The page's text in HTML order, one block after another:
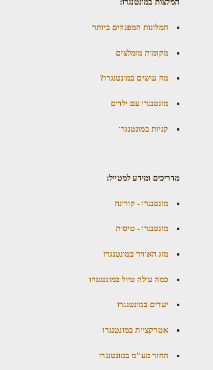
המלצות במונטנגרו:
המלונות המפנקים ביותר
מקומות מומלצים
מה עושים במונטנגרו?
מונטנגרו עם ילדים
קניות במונטנגרו
מדריכים ומידע למטייל:
מונטנגרו - קורונה
מונטנגרו - טיסות
מזג האוויר במונטנגרו
כמה עולה טיול במונטנגרו
יעדים במונטנגרו
אטרקציות במונטנגרו
החזר מע"מ במונטנגרו